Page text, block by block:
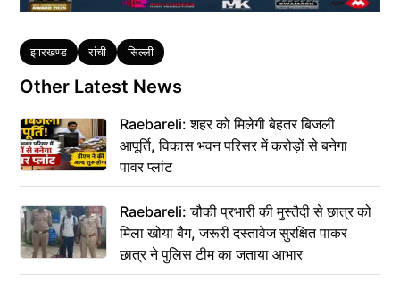
Tags
झारखण्ड रांची सिल्ली
Other Latest News
Raebareli: शहर को मिलेगी बेहतर बिजली
आपूर्ति, विकास भवन परिसर में करोड़ों से बनेगा
पावर प्लांट
Raebareli: चौकी प्रभारी की मुस्तैदी से छात्र को
मिला खोया बैग, जरूरी दस्तावेज सुरक्षित पाकर
छात्र ने पुलिस टीम का जताया आभार